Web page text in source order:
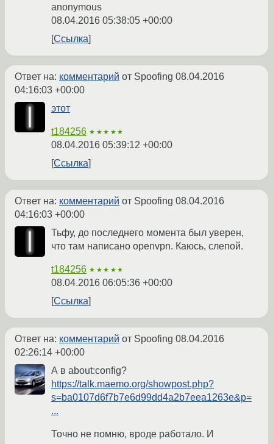
anonymous
08.04.2016 05:38:05 +00:00
Ссылка
Ответ на: комментарий от Spoofing 08.04.2016
04:16:03 +00:00
этот
t184256 ★★★★★
08.04.2016 05:39:12 +00:00
Ссылка
Ответ на: комментарий от Spoofing 08.04.2016
04:16:03 +00:00
Тьфу, до последнего момента был уверен,
что там написано openvpn. Каюсь, слепой.
t184256 ★★★★★
08.04.2016 06:05:36 +00:00
Ссылка
Ответ на: комментарий от Spoofing 08.04.2016
02:26:14 +00:00
А в about:config?
https://talk.maemo.org/showpost.php?
s=ba0107d6f7b7e6d99dd4a2b7eea1263e&p=
...
Точно не помню, вроде работало. И